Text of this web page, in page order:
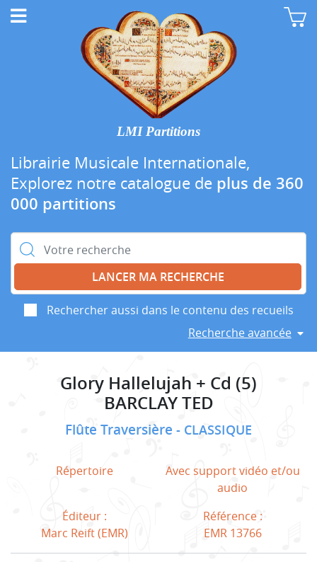
LMI Partitions
Librairie Musicale Internationale,
Explorez notre catalogue de plus de 360
000 partitions
Rechercher :
Rechercher aussi dans le contenu des recueils
Recherche avancée
Glory Hallelujah + Cd (5)
BARCLAY TED
Flûte Traversière CLASSIQUE
Répertoire
Avec support vidéo et/ou
audio
Éditeur :
Marc Reift (EMR)
Référence :
EMR 13766